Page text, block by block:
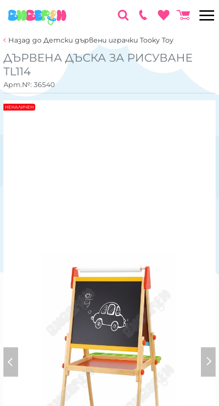
Назад до Детски дървени играчки Tooky Toy
ДЪРВЕНА ДЪСКА ЗА РИСУВАНЕ
TL114
Арт.№: 36540
НЕНАЛИЧЕН